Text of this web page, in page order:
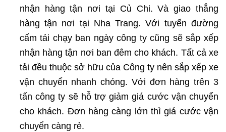
nhận hàng tận nơi tại Củ Chi. Và giao thẳng
hàng tận nơi tại Nha Trang. Với tuyến đường
cấm tải chạy ban ngày công ty cũng sẽ sắp xếp
nhận hàng tận nơi ban đêm cho khách. Tất cả xe
tải đều thuộc sở hữu của Công ty nên sắp xếp xe
vận chuyển nhanh chóng. Với đơn hàng trên 3
tấn công ty sẽ hỗ trợ giảm giá cước vận chuyển
cho khách. Đơn hàng càng lớn thì giá cước vận
chuyển càng rẻ.